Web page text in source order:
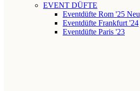
EVENT DÜFTE
Eventdüfte Rom '25 Neu
Eventdüfte Frankfurt '24
Eventdüfte Paris '23